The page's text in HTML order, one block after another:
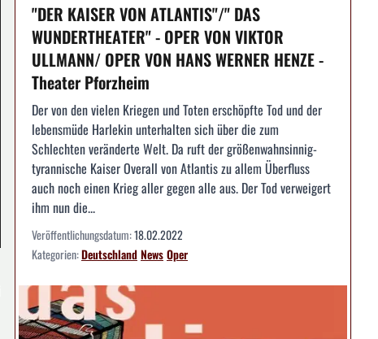
"DER KAISER VON ATLANTIS"/" DAS
WUNDERTHEATER" - OPER VON VIKTOR
ULLMANN/ OPER VON HANS WERNER HENZE -
Theater Pforzheim
Der von den vielen Kriegen und Toten erschöpfte Tod und der
lebensmüde Harlekin unterhalten sich über die zum
Schlechten veränderte Welt. Da ruft der größenwahnsinnig-
tyrannische Kaiser Overall von Atlantis zu allem Überfluss
auch noch einen Krieg aller gegen alle aus. Der Tod verweigert
ihm nun die...
Veröffentlichungsdatum:18.02.2022
Kategorien:DeutschlandNewsOper